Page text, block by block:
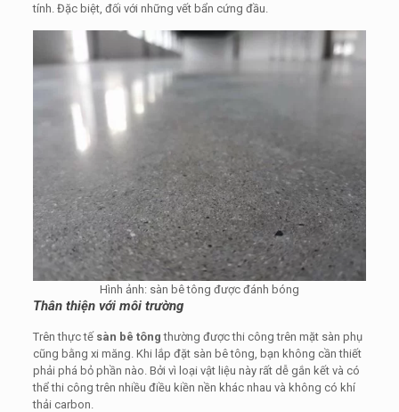
tính. Đặc biệt, đối với những vết bẩn cứng đầu.
Hình ảnh: sàn bê tông được đánh bóng
Thân thiện với môi trường
Trên thực tế sàn bê tông thường được thi công trên mặt sàn phụ
cũng bằng xi măng. Khi lắp đặt sàn bê tông, bạn không cần thiết
phải phá bỏ phần nào. Bởi vì loại vật liệu này rất dễ gắn kết và có
thể thi công trên nhiều điều kiền nền khác nhau và không có khí
thải carbon.